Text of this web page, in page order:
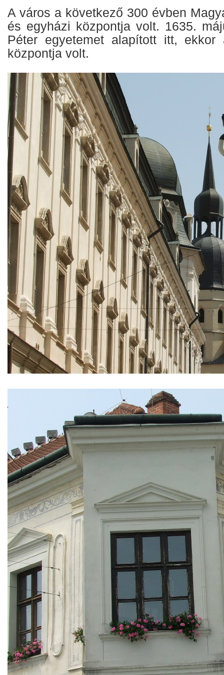
A város a következő 300 évben
és egyházi központja volt. 1635.
Péter egyetemet alapított itt, ekkor
központja volt.